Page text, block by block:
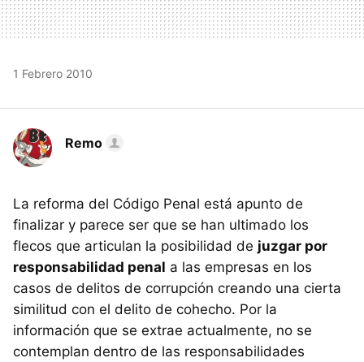
1 Febrero 2010
Remo
La reforma del Código Penal está apunto de
finalizar y parece ser que se han ultimado los
flecos que articulan la posibilidad de juzgar por
responsabilidad penal a las empresas en los
casos de delitos de corrupción creando una cierta
similitud con el delito de cohecho. Por la
información que se extrae actualmente, no se
contemplan dentro de las responsabilidades